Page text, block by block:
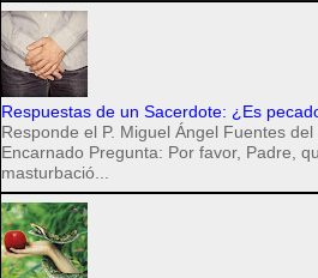
Respuestas de un Sacerdote: ¿Es
Responde el P. Miguel Ángel Fuentes
Encarnado Pregunta: Por favor, Padre,
masturbació...